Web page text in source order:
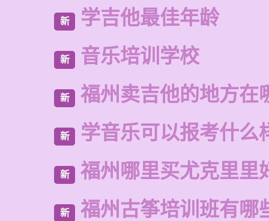
新 学吉他最佳年龄
新 音乐培训学校
新 福州卖吉他的地方在
新 学音乐可以报考什么
新 福州哪里买尤克里里
新 福州古筝培训班有哪